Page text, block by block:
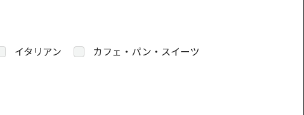
イタリアン
カフェ・パン・スイーツ